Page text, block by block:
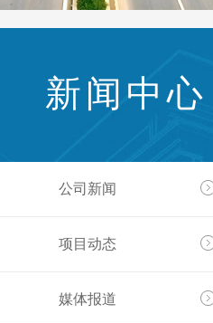
新闻中心
公司新闻
项目动态
媒体报道